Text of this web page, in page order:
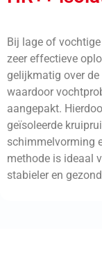
Bij lage of
zeer effectieve
gelijkmatig over
waardoor
aangepakt.
geïsoleerde
schimmelvorming
methode is ideaal
stabieler en